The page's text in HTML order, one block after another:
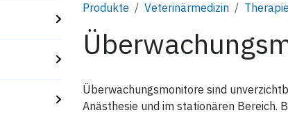
Produkte Veterinärmedizin Therapie
Überwachungsmonitore sind
Anästhesie und im stationären Bereich.